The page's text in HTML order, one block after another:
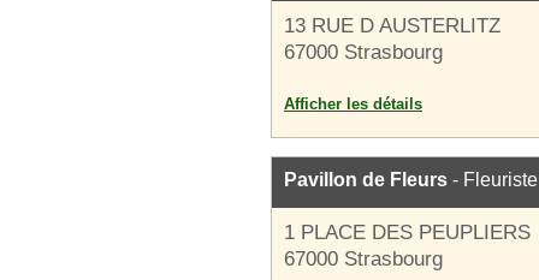
13 RUE D AUSTERLITZ
67000 Strasbourg
Afficher les détails
Pavillon de Fleurs - Fleuriste
1 PLACE DES PEUPLIERS
67000 Strasbourg